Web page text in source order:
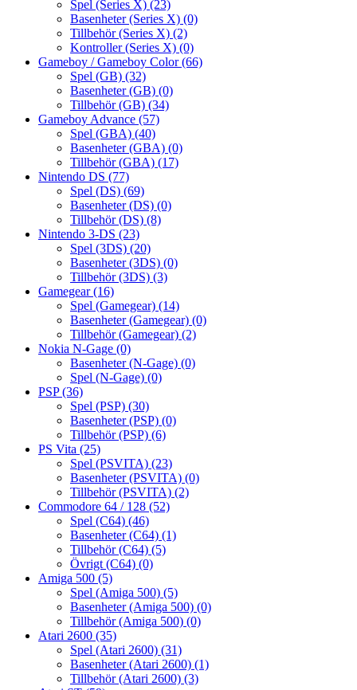
Spel (Series X) (23)
Basenheter (Series X) (0)
Tillbehör (Series X) (2)
Kontroller (Series X) (0)
Gameboy / Gameboy Color(66)
Spel (GB) (32)
Basenheter (GB) (0)
Tillbehör (GB) (34)
Gameboy Advance (57)
Spel (GBA) (40)
Basenheter (GBA) (0)
Tillbehör (GBA) (17)
Nintendo DS (77)
Spel (DS) (69)
Basenheter (DS) (0)
Tillbehör (DS) (8)
Nintendo 3-DS (23)
Spel (3DS) (20)
Basenheter (3DS) (0)
Tillbehör (3DS) (3)
Gamegear(16)
Spel (Gamegear) (14)
Basenheter (Gamegear) (0)
Tillbehör (Gamegear) (2)
Nokia N-Gage (0)
Basenheter (N-Gage) (0)
Spel (N-Gage) (0)
PSP(36)
Spel (PSP) (30)
Basenheter (PSP) (0)
Tillbehör (PSP) (6)
PS Vita (25)
Spel (PSVITA) (23)
Basenheter (PSVITA) (0)
Tillbehör (PSVITA) (2)
Commodore 64 / 128 (52)
Spel (C64) (46)
Basenheter (C64) (1)
Tillbehör (C64) (5)
Övrigt (C64) (0)
Amiga 500 (5)
Spel (Amiga 500) (5)
Basenheter (Amiga 500) (0)
Tillbehör (Amiga 500) (0)
Atari 2600 (35)
Spel (Atari 2600) (31)
Basenheter (Atari 2600) (1)
Tillbehör (Atari 2600) (3)